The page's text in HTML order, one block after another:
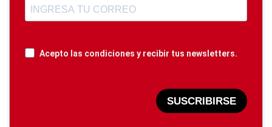
Acepto las condiciones y recibir tus newsletters.
SUSCRIBIRSE